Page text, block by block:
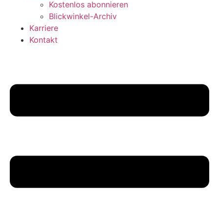
Kostenlos abonnieren
Blickwinkel-Archiv
Karriere
Kontakt